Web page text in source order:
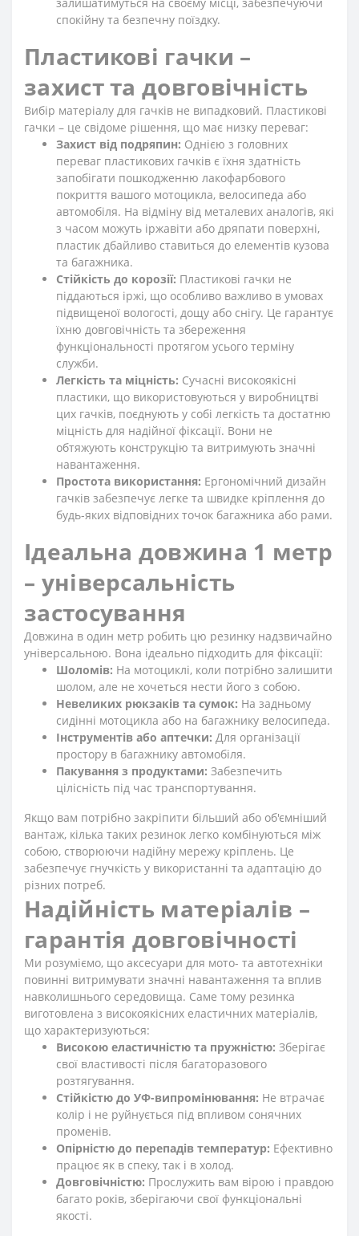
спокійну та безпечну поїздку.
Пластикові гачки –
захист та довговічність
Вибір матеріалу для гачків не випадковий. Пластикові
гачки – це свідоме рішення, що має низку переваг:
Захист від подряпин: Однією з головних
переваг пластикових гачків є їхня здатність
запобігати пошкодженню лакофарбового
покриття вашого мотоцикла, велосипеда або
автомобіля. На відміну від металевих аналогів, які
з часом можуть іржавіти або дряпати поверхні,
пластик дбайливо ставиться до елементів кузова
та багажника.
Стійкість до корозії: Пластикові гачки не
піддаються іржі, що особливо важливо в умовах
підвищеної вологості, дощу або снігу. Це гарантує
їхню довговічність та збереження
функціональності протягом усього терміну
служби.
Легкість та міцність: Сучасні високоякісні
пластики, що використовуються у виробництві
цих гачків, поєднують у собі легкість та достатню
міцність для надійної фіксації. Вони не
обтяжують конструкцію та витримують значні
навантаження.
Простота використання: Ергономічний дизайн
гачків забезпечує легке та швидке кріплення до
будь-яких відповідних точок багажника або рами.
Ідеальна довжина 1 метр
– універсальність
застосування
Довжина в один метр робить цю резинку надзвичайно
універсальною. Вона ідеально підходить для фіксації:
Шоломів: На мотоциклі, коли потрібно залишити
шолом, але не хочеться нести його з собою.
Невеликих рюкзаків та сумок: На задньому
сидінні мотоцикла або на багажнику велосипеда.
Інструментів або аптечки: Для організації
простору в багажнику автомобіля.
Пакування з продуктами: Забезпечить
цілісність під час транспортування.
Якщо вам потрібно закріпити більший або об'ємніший
вантаж, кілька таких резинок легко комбінуються між
собою, створюючи надійну мережу кріплень. Це
забезпечує гнучкість у використанні та адаптацію до
різних потреб.
Надійність матеріалів –
гарантія довговічності
Ми розуміємо, що аксесуари для мото- та автотехніки
повинні витримувати значні навантаження та вплив
навколишнього середовища. Саме тому резинка
виготовлена з високоякісних еластичних матеріалів,
що характеризуються:
Високою еластичністю та пружністю: Зберігає
свої властивості після багаторазового
розтягування.
Стійкістю до УФ-випромінювання: Не втрачає
колір і не руйнується під впливом сонячних
променів.
Опірністю до перепадів температур: Ефективно
працює як в спеку, так і в холод.
Довговічністю: Прослужить вам вірою і правдою
багато років, зберігаючи свої функціональні
якості.